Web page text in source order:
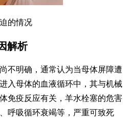
的情况
解析
不明确，通常认为当母体屏障遭
入母体的血液循环中，其与机械
免疫反应有关，羊水栓塞的危害
呼吸循环衰竭等，严重可致死